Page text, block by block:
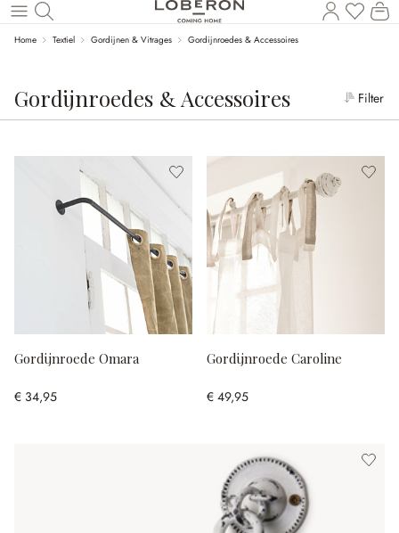
Naar de hoofdinhoud
Home Textiel Gordijnen & Vitrages Gordijnroedes & Accessoires
Gordijnroedes & Accessoires Filter
Gordijnroede Omara
€ 34,95
Gordijnroede Caroline
€ 49,95